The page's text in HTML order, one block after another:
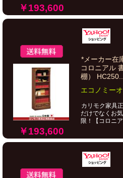
￥193,600
￥193,600
*メーカー
コロニアル
棚） HC250...
エコノミー
カリモク家具
だけでなくお
限！【コロニ